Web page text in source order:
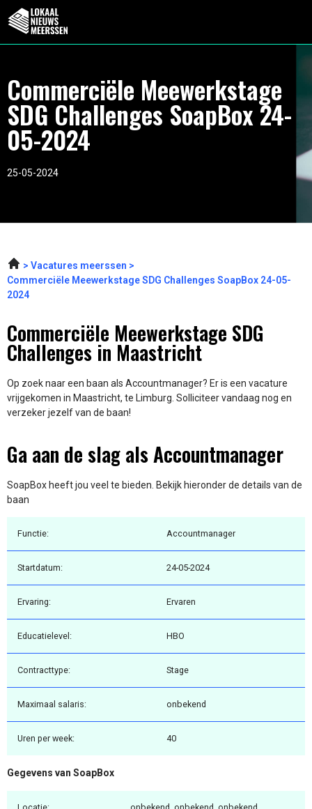
Commerciële Meewerkstage
SDG Challenges SoapBox 24-
05-2024
25-05-2024
Vacatures meerssen
Commerciële Meewerkstage SDG Challenges SoapBox 24-05-
2024
Commerciële Meewerkstage SDG
Challenges in Maastricht
Op zoek naar een baan als Accountmanager? Er is een vacature
vrijgekomen in Maastricht, te Limburg. Solliciteer vandaag nog en
verzeker jezelf van de baan!
Ga aan de slag als Accountmanager
SoapBox heeft jou veel te bieden. Bekijk hieronder de details van de
baan
Functie: Accountmanager
Startdatum: 24-05-2024
Ervaring: Ervaren
Educatielevel: HBO
Contracttype: Stage
Maximaal salaris: onbekend
Uren per week: 40
Gegevens van SoapBox